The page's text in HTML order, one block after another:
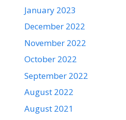
January 2023
December 2022
November 2022
October 2022
September 2022
August 2022
August 2021